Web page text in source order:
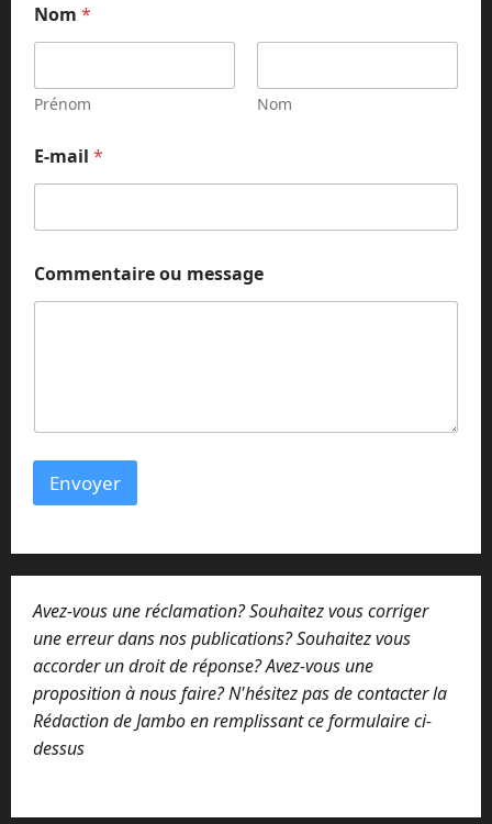
Nom *
Prénom Nom
e
s
a
e
m
e
E
E-mail *
Commentaire ou message
Envoyer
Avez-vous une réclamation? Souhaitez vous corriger
une erreur dans nos publications? Souhaitez vous
accorder un droit de réponse? Avez-vous une
proposition à nous faire? N'hésitez pas de contacter la
Rédaction de Jambo en remplissant ce formulaire ci-
dessus